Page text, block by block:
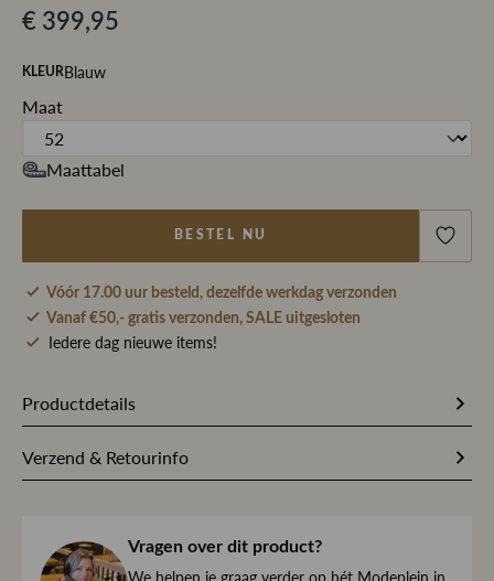
€ 399,95
KLEURBlauw
Maat
Maattabel
BESTEL NU
Vóór 17.00 uur besteld, dezelfde werkdag verzonden
Vanaf €50,- gratis verzonden, SALE uitgesloten
Iedere dag nieuwe items!
Productdetails
100% Voering Polyester / 100%
Kleur Blauw
Verzend & Retourinfo
haar direct naar je toe.
We begrijpen maar al te goed dat het kan gebeuren dat
Vragen over dit product?
We helpen je graag verder op hét Modeplein in